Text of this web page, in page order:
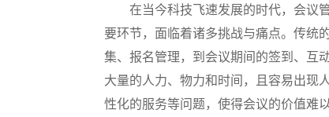
在当今科技飞速发展的时代，会议
要环节，面临着诸多挑战与痛点。传统
集、报名管理，到会议期间的签到、互
大量的人力、物力和时间，且容易出现
性化的服务等问题，使得会议的价值难